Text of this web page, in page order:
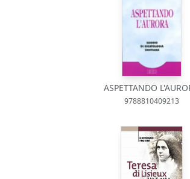
ASPETTANDO
9788810409213